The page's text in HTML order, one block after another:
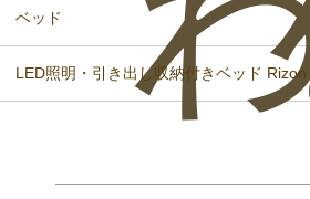
ベッド
LED照明・引き出し収納付きベッド Rizon